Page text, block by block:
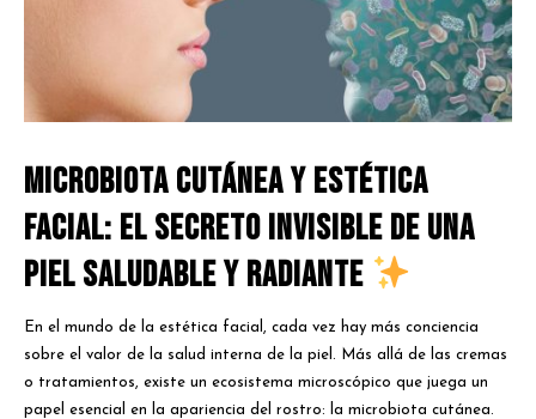
Microbiota cutánea y estética
facial: El secreto invisible de una
piel saludable y radiante
En el mundo de la estética facial, cada vez hay más conciencia
sobre el valor de la salud interna de la piel. Más allá de las cremas
o tratamientos, existe un ecosistema microscópico que juega un
papel esencial en la apariencia del rostro: la microbiota cutánea.